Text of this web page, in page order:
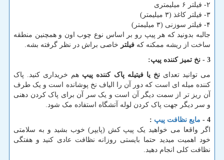
۲- فیلتر ۶ میلیمتری
۳- فیلتر کاغذ (۳ میلیمتر)
۴- فیلتر سوزنی (۳ میلیمتر)
جالبه بدونید که هر پیپ رو بر اساس نوع چوب اون و همچنین منطقه
ساخت از ریشه ممکنه که فیلتر خاصی براش در نظر گرفته بشه.
3 -
نخ تمیز کننده پیپ:
می توانید تعداینخ یا فیتیله پاک کننده پیپ هم خریداری کنید. پاک
کننده میله ای است که دور آن را الیاف نخ پوشانده است و یک طرف
آن ریز تر از سمت دیگر آن است و یک سر آن برای پاک کردن دهنی
و سر دیگر جهت پاک کردن لوله آتشگاه استفاده مک شود.
4 -
مایع نظافت پیپ :
اگر واقعا می خواهید یک پیپ کش (پایپر) خوب بشید و به سلامتی
خود اهمیت میدید حتما بایستی روزانه نظافت عادی کنید و هفتگی
نظافت کلی انجام دهید.